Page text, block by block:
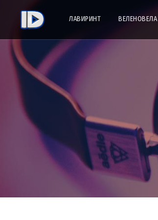
ЛАВИРИНТ ВЕЛЕНОВЕЛА